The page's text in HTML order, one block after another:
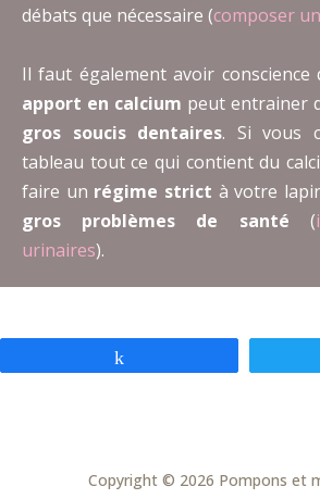
débats que nécessaire (composer
Il faut également avoir
apport en calcium peut entrainer
gros soucis dentaires. Si vous
tableau tout ce qui contient du
faire un régime strict à votre
gros problèmes de santé (
urinaires).
Copyright © 2026 Pompons et